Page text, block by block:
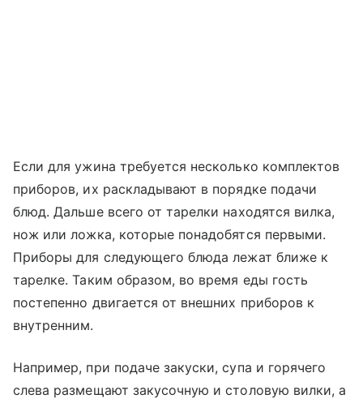
Если для ужина требуется несколько комплектов
приборов, их раскладывают в порядке подачи
блюд. Дальше всего от тарелки находятся вилка,
нож или ложка, которые понадобятся первыми.
Приборы для следующего блюда лежат ближе к
тарелке. Таким образом, во время еды гость
постепенно двигается от внешних приборов к
внутренним.
Например, при подаче закуски, супа и горячего
слева размещают закусочную и столовую вилки, а